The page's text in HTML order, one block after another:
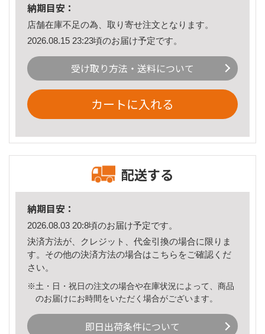
納期目安：
店舗在庫不足の為、取り寄せ注文となります。
2026.08.15 23:23頃のお届け予定です。
受け取り方法・送料について
カートに入れる
配送する
納期目安：
2026.08.03 20:8頃のお届け予定です。
決済方法が、クレジット、代金引換の場合に限りま
す。その他の決済方法の場合はこちら をご確認くだ
さい。
※土・日・祝日の注文の場合や在庫状況によって、商品
のお届けにお時間をいただく場合がございます。
即日出荷条件について